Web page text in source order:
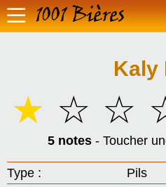
1001 Bières
Kaly
☆
☆
☆
5 notes- Toucher
Type :
Pils